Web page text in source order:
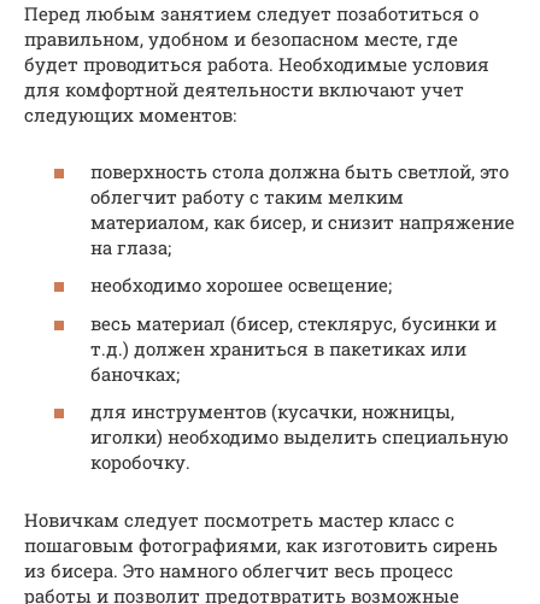
Перед любым занятием следует позаботиться о
правильном, удобном и безопасном месте, где
будет проводиться работа. Необходимые условия
для комфортной деятельности включают учет
следующих моментов:
поверхность стола должна быть светлой, это
облегчит работу с таким мелким
материалом, как бисер, и снизит напряжение
на глаза;
необходимо хорошее освещение;
весь материал (бисер, стеклярус, бусинки и
т.д.) должен храниться в пакетиках или
баночках;
для инструментов (кусачки, ножницы,
иголки) необходимо выделить специальную
коробочку.
Новичкам следует посмотреть мастер класс с
пошаговым фотографиями, как изготовить сирень
из бисера. Это намного облегчит весь процесс
работы и позволит предотвратить возможные